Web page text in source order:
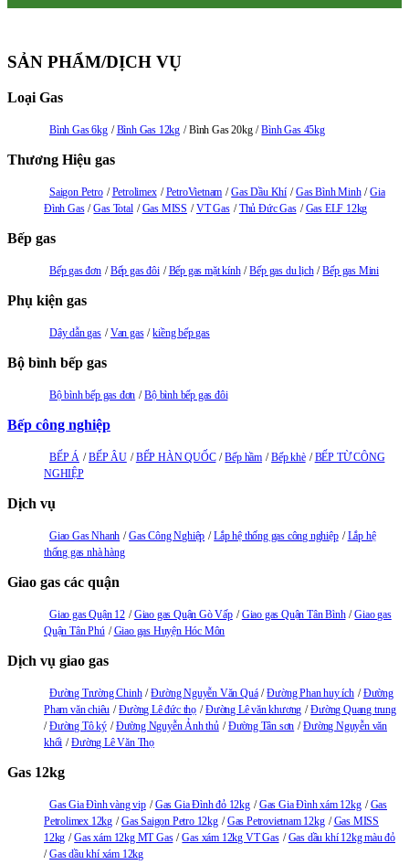
SẢN PHẨM/DỊCH VỤ
Loại Gas
Bình Gas 6kg Bình Gas 12kg Bình Gas 20kg Bình Gas 45kg
Thương Hiệu gas
Saigon Petro Petrolimex PetroVietnam Gas Dầu Khí Gas Bình Minh
Gia
Đình Gas
Gas Total Gas MISS VT Gas Thủ Đức Gas Gas ELF 12kg
Bếp gas
Bếp gas đơn Bếp gas đôi Bếp gas mặt kính Bếp gas du lịch Bếp gas Mini
Phụ kiện gas
Dây dẫn gas Van gas kiềng bếp gas
Bộ bình bếp gas
Bộ bình bếp gas đơn Bộ bình bếp gas đôi
Bếp công nghiệp
BẾP Á BẾP ÂU BẾP HÀN QUỐC Bếp hầm Bếp khè
BẾP TỪ CÔNG
NGHIỆP
Dịch vụ
Giao Gas Nhanh Gas Công Nghiệp Lắp hệ thống gas công nghiệp
Lắp hệ
thống gas nhà hàng
Giao gas các quận
Giao gas Quận 12 Giao gas Quận Gò Vấp Giao gas Quận Tân Bình
Giao gas
Quận Tân Phú
Giao gas Huyện Hóc Môn
Dịch vụ giao gas
Đường Trường Chinh Đường Nguyễn Văn Quá Đường Phan huy ích
Đường
Pham văn chiêu
Đường Lê đức thọ Đường Lê văn khương
Đường Quang trung
Đường Tô ký
Đường Nguyễn Ảnh thủ Đường Tân sơn
Đường Nguyễn văn
khối
Đường Lê Văn Thọ
Gas 12kg
Gas Gia Đình vàng vip Gas Gia Đình đỏ 12kg Gas Gia Đình xám 12kg
Gas
Petrolimex 12kg
Gas Saigon Petro 12kg Gas Petrovietnam 12kg
Gas MISS
12kg
Gas xám 12kg MT Gas Gas xám 12kg VT Gas
Gas dầu khí 12kg màu đỏ
Gas dầu khí xám 12kg